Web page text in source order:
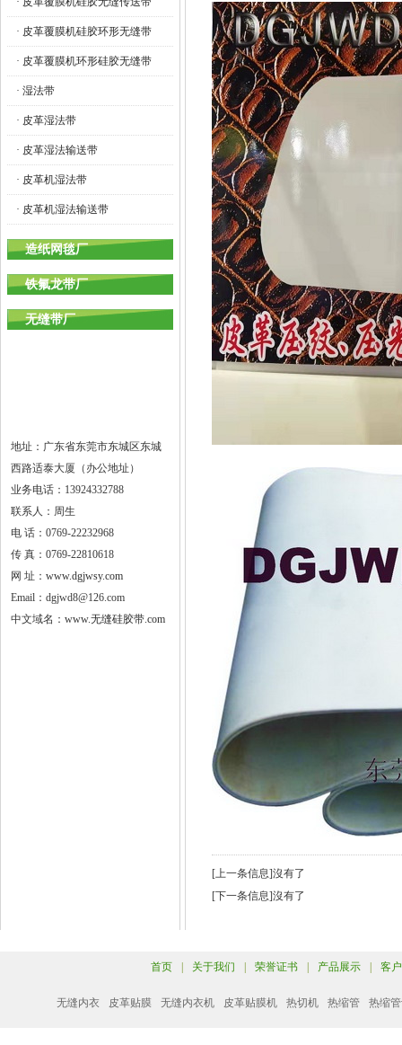
· 皮革覆膜机硅胶环形无缝带
· 皮革覆膜机环形硅胶无缝带
· 湿法带
· 皮革湿法带
· 皮革湿法输送带
· 皮革机湿法带
· 皮革机湿法输送带
造纸网毯厂
铁氟龙带厂
无缝带厂
地址：广东省东莞市东城区东城
西路适泰大厦（办公地址）
业务电话：13924332788
联系人：周生
电 话：0769-22232968
传 真：0769-22810618
网 址： www.dgjwsy.com
Email：dgjwd8@126.com
中文域名： www.无缝硅胶带.com
[上一条信息]沒有了
[下一条信息]沒有了
首页 关于我们 荣誉证书 产品展示 客
无缝内衣 皮革贴膜 无缝内衣机 皮革贴膜机 热切机 热缩管 热缩